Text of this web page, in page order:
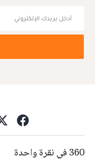
360 في نقرة واحدة